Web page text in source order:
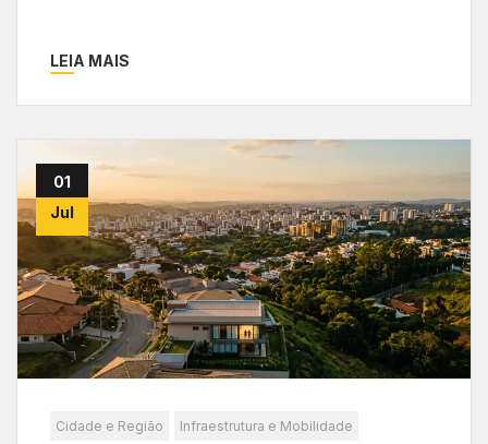
LEIA MAIS
01
Jul
Cidade e Região Infraestrutura e Mobilidade